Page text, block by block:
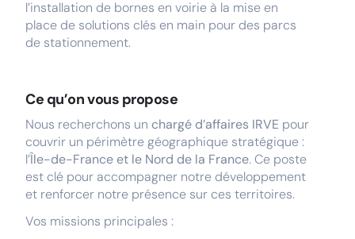
l’installation de bornes en voirie à la mise en
place de solutions clés en main pour des parcs
de stationnement.
Ce qu’on vous propose
Nous recherchons un chargé d’affaires IRVE pour
couvrir un périmètre géographique stratégique :
l’Île-de-France et le Nord de la France. Ce poste
est clé pour accompagner notre développement
et renforcer notre présence sur ces territoires.
Vos missions principales :